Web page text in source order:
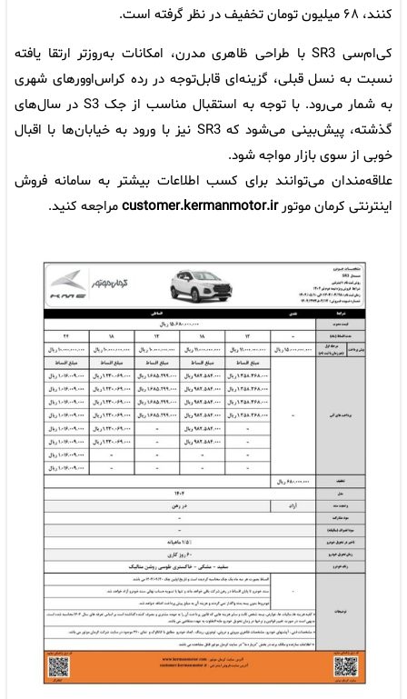
کنند، ۶٨ میلیون تومان تخفیف در نظر گرفته است.
کی‌ام‌سی SR3 با طراحی ظاهری مدرن، امکانات به‌روزتر ارتقا یافته
نسبت به نسل قبلی، گزینه‌ای قابل‌توجه در رده کراس‌اوورهای شهری
به شمار می‌رود. با توجه به استقبال مناسب از جک S3 در سال‌های
گذشته، پیش‌بینی می‌شود که SR3 نیز با ورود به خیابان‌ها با اقبال
خوبی از سوی بازار مواجه شود.
علاقه‌مندان می‌توانند برای کسب اطلاعات بیشتر به سامانه فروش
اینترنتی کرمان موتورcustomer.kermanmotor.irمراجعه کنید.